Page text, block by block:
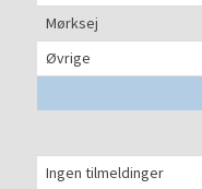
Mørksej
Øvrige
Ingen tilmeldinger